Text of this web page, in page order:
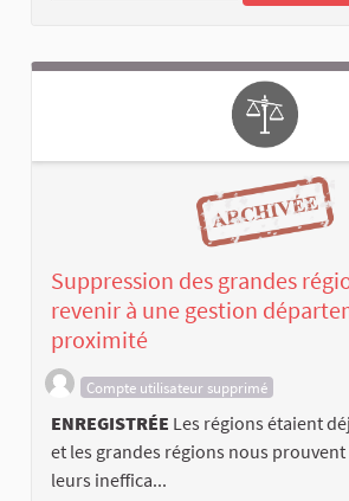
Suppression des grandes
revenir à une gestion
proximité
Compte utilisateur supprimé
ENREGISTRÉE Les régions étaient
et les grandes régions nous
leurs ineffica...